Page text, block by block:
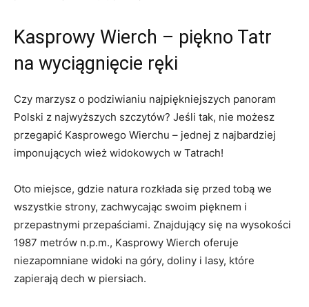
Kasprowy ⁤Wierch – piękno⁢ Tatr
na wyciągnięcie ręki
Czy marzysz o podziwianiu najpiękniejszych ​panoram
Polski⁤ z najwyższych szczytów?⁢ Jeśli tak, nie‍ możesz
przegapić Kasprowego Wierchu‌ – jednej z najbardziej
imponujących wież widokowych w Tatrach!
Oto miejsce, gdzie ‍natura rozkłada się przed tobą we
wszystkie strony,⁤ zachwycając swoim pięknem⁤ i‍
przepastnymi przepaściami. ​Znajdujący się ‌na wysokości‌
1987 metrów n.p.m., Kasprowy Wierch oferuje
niezapomniane widoki na góry, doliny i lasy, które
zapierają dech w piersiach.